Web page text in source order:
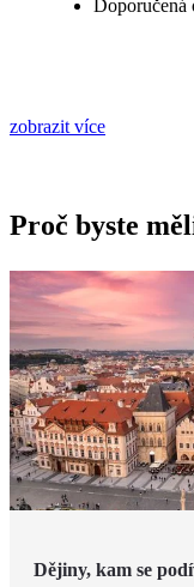
zobrazit více
Proč byste
Dějiny, kam se